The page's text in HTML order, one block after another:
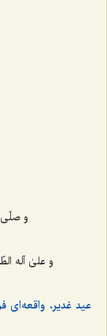
و صلّی
و علیٰ آله
عید غدیر، واقعه‌ای